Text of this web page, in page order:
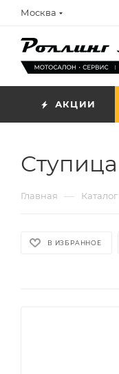
Москва
АКЦИИ
Главная — Каталог
В ИЗБРАННОЕ